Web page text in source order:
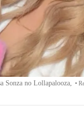
Sonza no Lollapalooza, •